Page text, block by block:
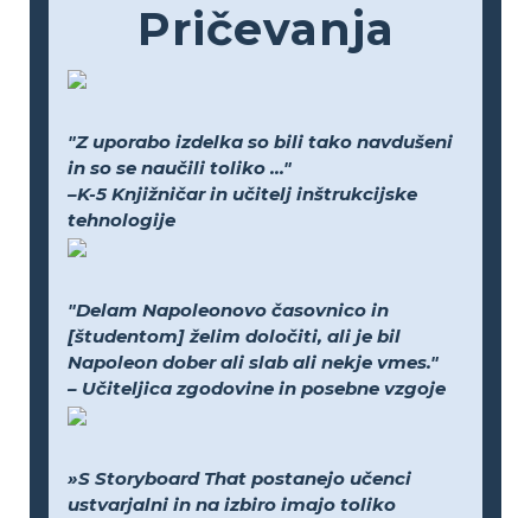
Pričevanja
"Z uporabo izdelka so bili tako navdušeni
in so se naučili toliko ..."
–K-5 Knjižničar in učitelj inštrukcijske
tehnologije
"Delam Napoleonovo časovnico in
[študentom] želim določiti, ali je bil
Napoleon dober ali slab ali nekje vmes."
– Učiteljica zgodovine in posebne vzgoje
»S Storyboard That postanejo učenci
ustvarjalni in na izbiro imajo toliko